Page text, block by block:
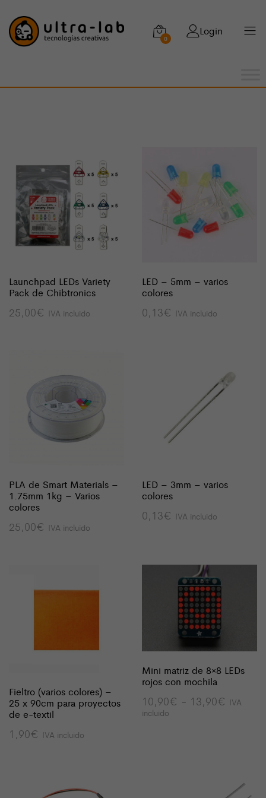
0
Login
Launchpad LEDs Variety
Pack de Chibtronics
25,00€ IVA incluido
LED – 5mm – varios
colores
0,13€ IVA incluido
PLA de Smart Materials –
1.75mm 1kg – Varios
colores
25,00€ IVA incluido
LED – 3mm – varios
colores
0,13€ IVA incluido
Fieltro (varios colores) –
25 x 90cm para proyectos
de e-textil
1,90€ IVA incluido
Mini matriz de 8×8 LEDs
rojos con mochila
10,90€ - 13,90€ Rango
IVA
incluido